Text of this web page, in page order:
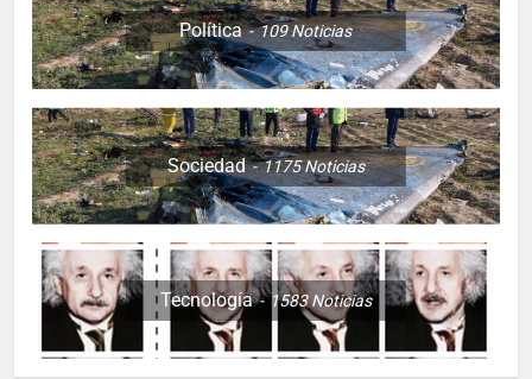
Política 109Noticias
Sociedad 1175Noticias
Tecnología 1583Noticias